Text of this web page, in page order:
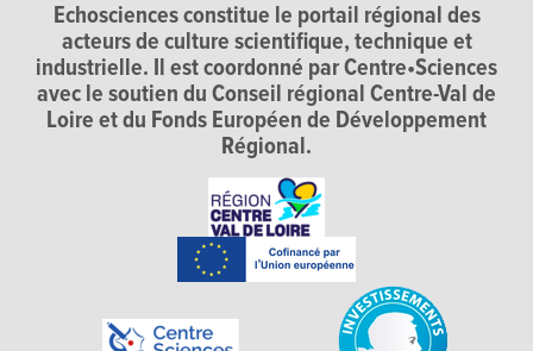
Echosciences constitue le portail régional des
acteurs de culture scientifique, technique et
industrielle. Il est coordonné par Centre•Sciences
avec le soutien du Conseil régional Centre-Val de
Loire et du Fonds Européen de Développement
Régional.